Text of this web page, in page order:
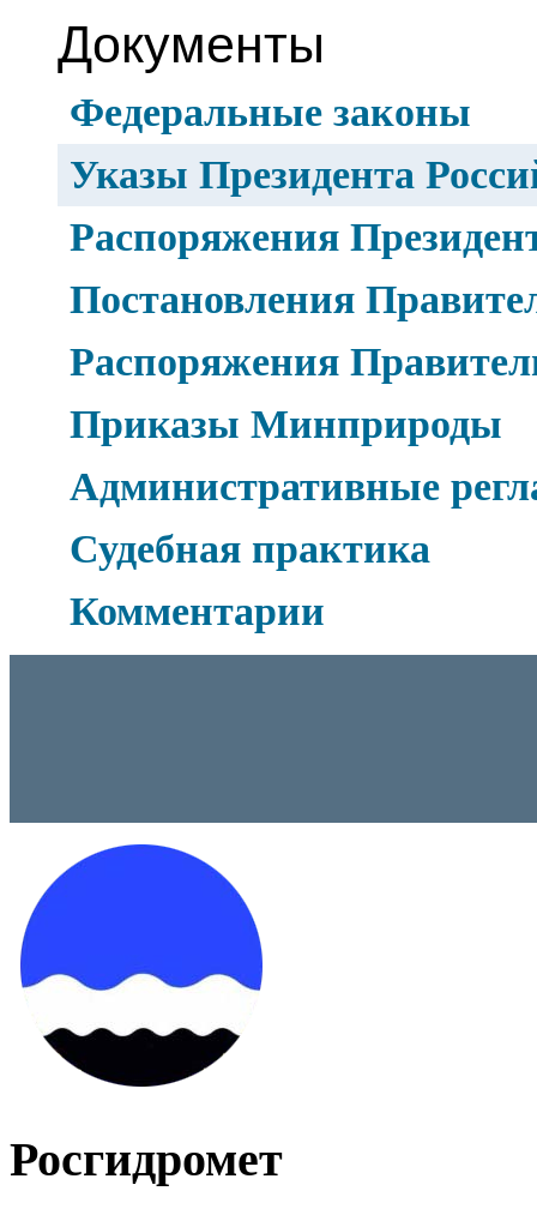
Документы
Федеральные законы
Указы Президента
Распоряжения
Постановления
Распоряжения
Приказы Минприроды
Административные
Судебная практика
Комментарии
Росгидромет